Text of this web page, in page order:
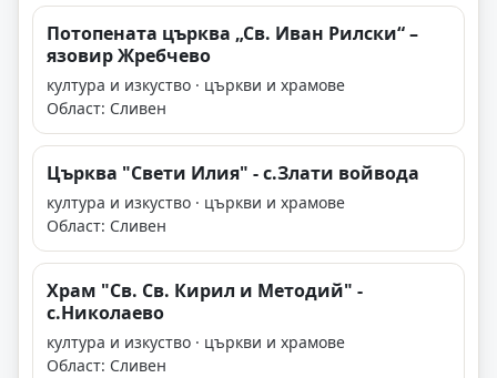
Потопената църква „Св. Иван Рилски“ –
язовир Жребчево
култура и изкуство · църкви и храмове
Област: Сливен
Църква "Свети Илия" - с.Злати войвода
култура и изкуство · църкви и храмове
Област: Сливен
Храм "Св. Св. Кирил и Методий" -
с.Николаево
култура и изкуство · църкви и храмове
Област: Сливен